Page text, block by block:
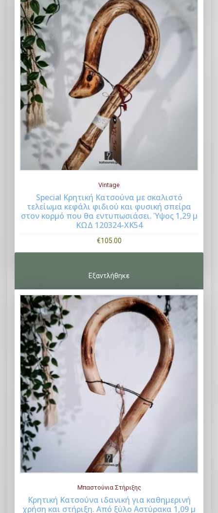
Buy Now
Vintage
Special Κρητική Kατσούνα με σκαλιστό
τελείωμα κεφάλι φιδιού και φυσική σπείρα
στον κορμό που θα εντυπωσιάσει. Ύψος 1,29 μ
ΚΩΔ 120324-ΧΚ54
€105.00
Μπαστούνια Στήριξης
Κρητική Κατσούνα ιδανική για καθημερινή
χρήση και στήριξη. Από ξύλο Αστύρακα 1,09 μ